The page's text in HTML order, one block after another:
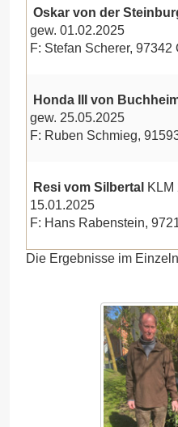
Oskar von der
gew. 01.02.2025
F: Stefan Scherer, 97342
Honda III von
gew. 25.05.2025
F: Ruben Schmieg,
Resi vom Silbertal KLM
15.01.2025
F: Hans Rabenstein,
Die Ergebnisse im